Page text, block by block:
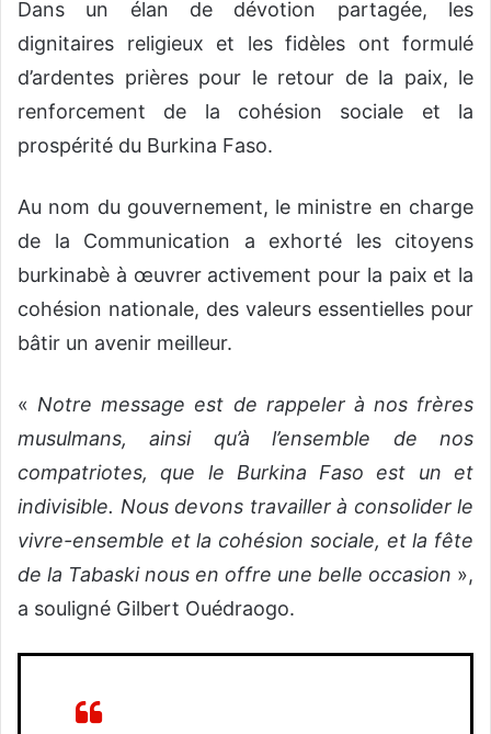
Dans un élan de dévotion partagée, les
dignitaires religieux et les fidèles ont formulé
d’ardentes prières pour le retour de la paix, le
renforcement de la cohésion sociale et la
prospérité du Burkina Faso.
Au nom du gouvernement, le ministre en charge
de la Communication a exhorté les citoyens
burkinabè à œuvrer activement pour la paix et la
cohésion nationale, des valeurs essentielles pour
bâtir un avenir meilleur.
« Notre message est de rappeler à nos frères
musulmans, ainsi qu’à l’ensemble de nos
compatriotes, que le Burkina Faso est un et
indivisible. Nous devons travailler à consolider le
vivre-ensemble et la cohésion sociale, et la fête
de la Tabaski nous en offre une belle occasion »,
a souligné Gilbert Ouédraogo.